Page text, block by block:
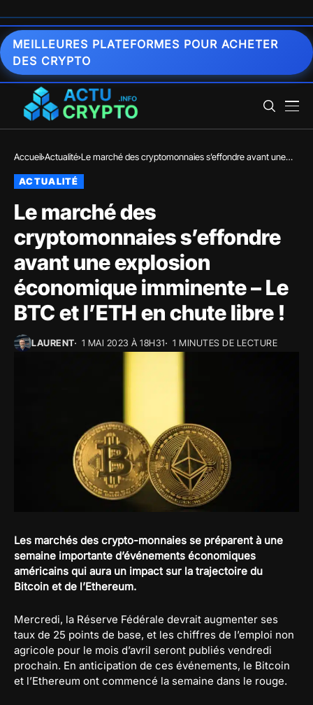
MEILLEURES PLATEFORMES POUR ACHETER
DES CRYPTO
Accueil Actualité Le marché des cryptomonnaies s’effondre avant une
ACTUALITÉ
Le marché des
cryptomonnaies s’effondre
avant une explosion
économique imminente – Le
BTC et l’ETH en chute libre !
LAURENT 1 MAI 2023 À 18H31 1 MINUTES DE LECTURE
Les marchés des crypto-monnaies se préparent à une
semaine importante d’événements économiques
américains qui aura un impact sur la trajectoire du
Bitcoin et de l’Ethereum.
Mercredi, la Réserve Fédérale devrait augmenter ses
taux de 25 points de base, et les chiffres de l’emploi non
agricole pour le mois d’avril seront publiés vendredi
prochain. En anticipation de ces événements, le Bitcoin
et l’Ethereum ont commencé la semaine dans le rouge.